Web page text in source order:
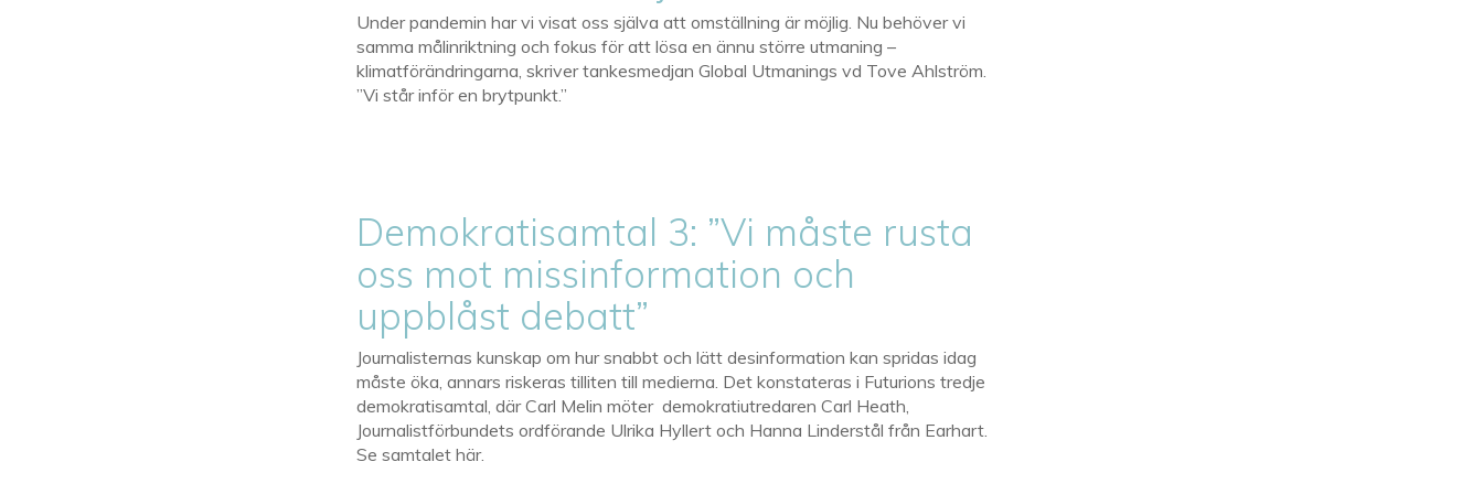
Under pandemin har vi visat oss själva att omställning är möjlig. Nu behöver vi
samma målinriktning och fokus för att lösa en ännu större utmaning –
klimatförändringarna, skriver tankesmedjan Global Utmanings vd Tove Ahlström.
”Vi står inför en brytpunkt.”
Demokratisamtal 3: ”Vi måste rusta
oss mot missinformation och
uppblåst debatt”
Journalisternas kunskap om hur snabbt och lätt desinformation kan spridas idag
måste öka, annars riskeras tilliten till medierna. Det konstateras i Futurions tredje
demokratisamtal, där Carl Melin möter demokratiutredaren Carl Heath,
Journalistförbundets ordförande Ulrika Hyllert och Hanna Linderstål från Earhart.
Se samtalet här.